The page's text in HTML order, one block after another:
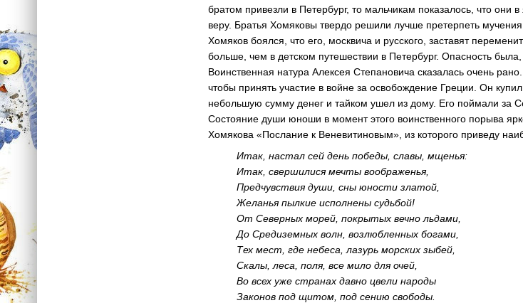
братом привезли в Петербург, то мальчикам показалось, что они
веру. Братья Хомяковы твердо решили лучше претерпеть
Хомяков боялся, что его, москвича и русского, заставят
больше, чем в детском путешествии в Петербург. Опасность
Воинственная натура Алексея Степановича сказалась очень
чтобы принять участие в войне за освобождение Греции. Он
небольшую сумму денег и тайком ушел из дому. Его поймали за
Состояние души юноши в момент этого воинственного порыва
Хомякова «Послание к Веневитиновым», из которого приведу
Итак, настал сей день победы, славы, мщенья:
Итак, свершилися мечты воображенья,
Предчувствия души, сны юности златой,
Желанья пылкие исполнены судьбой!
От Северных морей, покрытых вечно льдами,
До Средиземных волн, возлюбленных богами,
Тех мест, где небеса, лазурь морских зыбей,
Скалы, леса, поля, все мило для очей,
Во всех уже странах давно цвели народы
Законов под щитом, под сению свободы.